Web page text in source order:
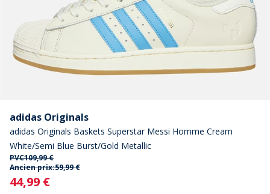
adidas Originals
adidas Originals Baskets Superstar Messi Homme Cream
White/Semi Blue Burst/Gold Metallic
PVC109,99 €
Ancien prix:59,99 €
Current
44,99 €